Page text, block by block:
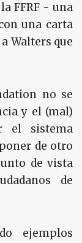
FFRF - una
una carta
Walters que
no se
y el (mal)
el sistema
de otro
de vista
de
ejemplos